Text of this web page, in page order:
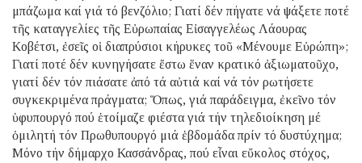
μπάζωμα καί γιά τό βενζόλιο; Γιατί δέν πήγατε νά ψάξετε ποτέ
τῆς καταγγελίες τῆς Εὐρωπαίας Εἰσαγγελέως Λάουρας
Κοβέτσι, ἐσεῖς οἱ διαπρύσιοι κήρυκες τοῦ «Μένουμε Εὐρώπη»;
Γιατί ποτέ δέν κυνηγήσατε ἔστω ἕναν κρατικό ἀξιωματοῦχο,
γιατί δέν τόν πιάσατε ἀπό τά αὐτιά καί νά τόν ρωτήσετε
συγκεκριμένα πράγματα; Ὅπως, γιά παράδειγμα, ἐκεῖνο τόν
ὑφυπουργό πού ἑτοίμαζε φιέστα γιά τήν τηλεδιοίκηση μέ
ὁμιλητή τόν Πρωθυπουργό μιά ἑβδομάδα πρίν τό δυστύχημα;
Μόνο τήν δήμαρχο Κασσάνδρας, πού εἶναι εὔκολος στόχος,